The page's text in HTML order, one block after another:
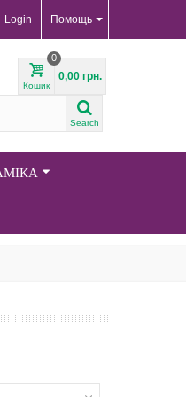
Помощь
Login
Кошик
0
0,00 грн.
Search